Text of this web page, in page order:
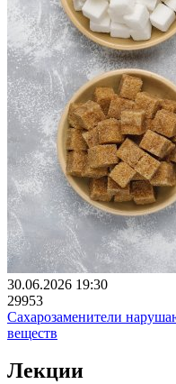
30.06.2026 19:30
29953
Сахарозаменители
веществ
Лекции